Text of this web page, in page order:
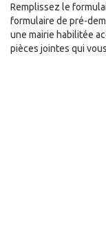
Remplissez le
formulaire de pré-
une mairie habilitée
pièces jointes qui